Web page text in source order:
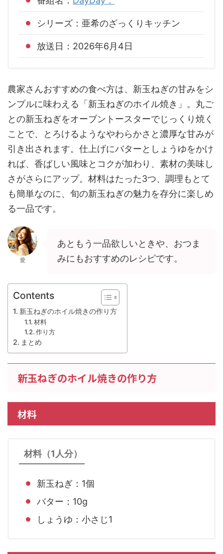
シリーズ：亜希のざっくりキッチン
放送日：2026年6月4日
農家さんおすすめの食べ方は、新玉ねぎの甘みをシ
ンプルに味わえる「新玉ねぎのホイル焼き」。丸ご
との新玉ねぎをオーブントースターでじっくり焼く
ことで、とろけるようなやわらかさと濃厚な甘みが
引き出されます。仕上げにバターとしょうゆをかけ
れば、香ばしい風味とコクが加わり、素材の美味し
さがさらにアップ。材料はたった3つ、調理もとて
も簡単なのに、旬の新玉ねぎの魅力を存分に楽しめ
る一品です。
愛
あともう一品欲しいときや、おつま
みにもおすすめのレシピです。
Contents
新玉ねぎのホイル焼きの作り方
材料
作り方
まとめ
新玉ねぎのホイル焼きの作り方
材料
材料（1人分）
新玉ねぎ：1個
バター：10g
しょうゆ：小さじ1